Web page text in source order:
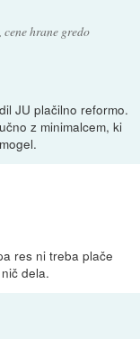
hrane gredo
JU plačilno reformo.
z minimalcem, ki
res ni treba plače
dela.